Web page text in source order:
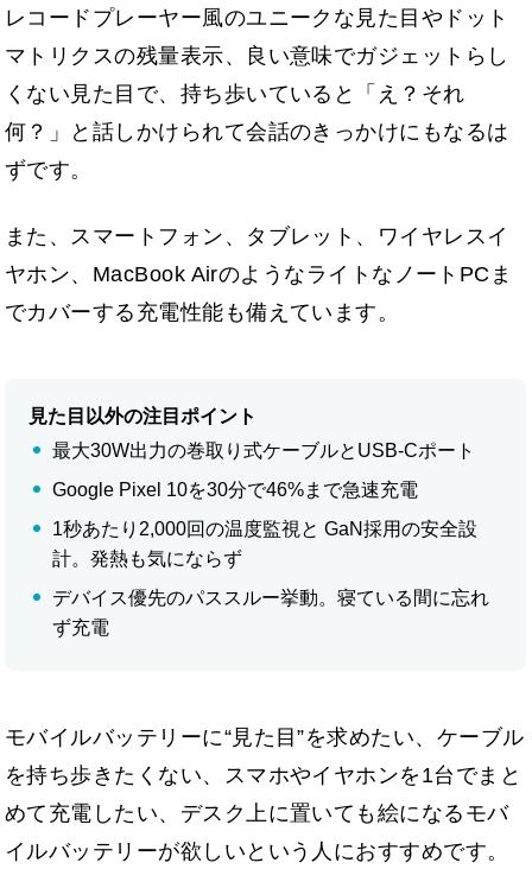
レコードプレーヤー風のユニークな見た目やドット
マトリクスの残量表示、良い意味でガジェットらし
くない見た目で、持ち歩いていると「え？それ
何？」と話しかけられて会話のきっかけにもなるは
ずです。
また、スマートフォン、タブレット、ワイヤレスイ
ヤホン、MacBook AirのようなライトなノートPCま
でカバーする充電性能も備えています。
見た目以外の注目ポイント
最大30W出力の巻取り式ケーブルとUSB-Cポート
Google Pixel 10を30分で46%まで急速充電
1秒あたり2,000回の温度監視と GaN採用の安全設
計。発熱も気にならず
デバイス優先のパススルー挙動。寝ている間に忘れ
ず充電
モバイルバッテリーに“見た目”を求めたい、ケーブル
を持ち歩きたくない、スマホやイヤホンを1台でまと
めて充電したい、デスク上に置いても絵になるモバ
イルバッテリーが欲しいという人におすすめです。